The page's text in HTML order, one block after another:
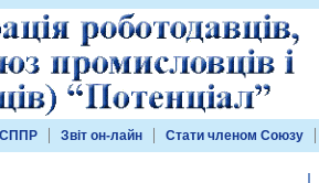
Звіт он-лайн Стати членом Союзу